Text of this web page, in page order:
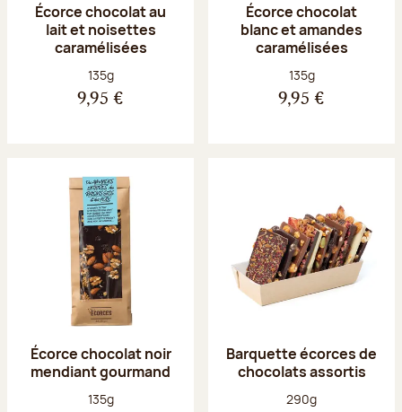
Écorce chocolat au
lait et noisettes
caramélisées
Poids net :
135g
9,95 €
Écorce chocolat
blanc et amandes
caramélisées
Poids net :
135g
9,95 €
Écorce chocolat noir
mendiant gourmand
Poids net :
135g
Barquette écorces de
chocolats assortis
Poids net :
290g